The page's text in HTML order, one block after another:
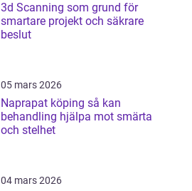
3d Scanning som grund för
smartare projekt och säkrare
beslut
05 mars 2026
Naprapat köping så kan
behandling hjälpa mot smärta
och stelhet
04 mars 2026